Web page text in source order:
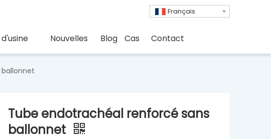
Français
Nouvelles Blog Cas Contact
Tube endotrachéal renforcé sans
ballonnet